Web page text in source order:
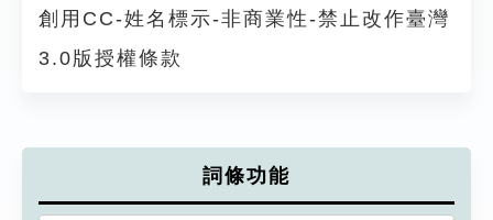
創用CC-姓名標示-非商業性-禁止改作臺灣
3.0版授權條款
詞條功能